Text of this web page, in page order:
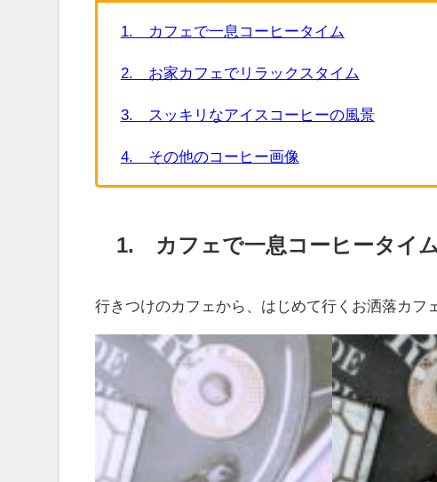
1. カフェで一息コーヒータイム
2. お家カフェでリラックスタイム
3. スッキリなアイスコーヒーの風景
4. その他のコーヒー画像
1. カフェで一息コーヒータイム
行きつけのカフェから、はじめて行くお洒落カフ